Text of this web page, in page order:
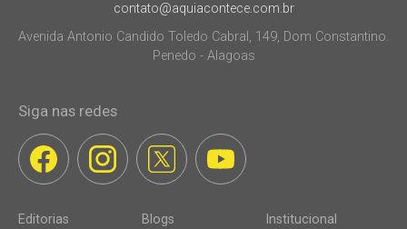
contato@aquiacontece.com.br
Avenida Antonio Candido Toledo Cabral, 149, Dom Constantino.
Penedo - Alagoas
Siga nas redes
Editorias Blogs Institucional